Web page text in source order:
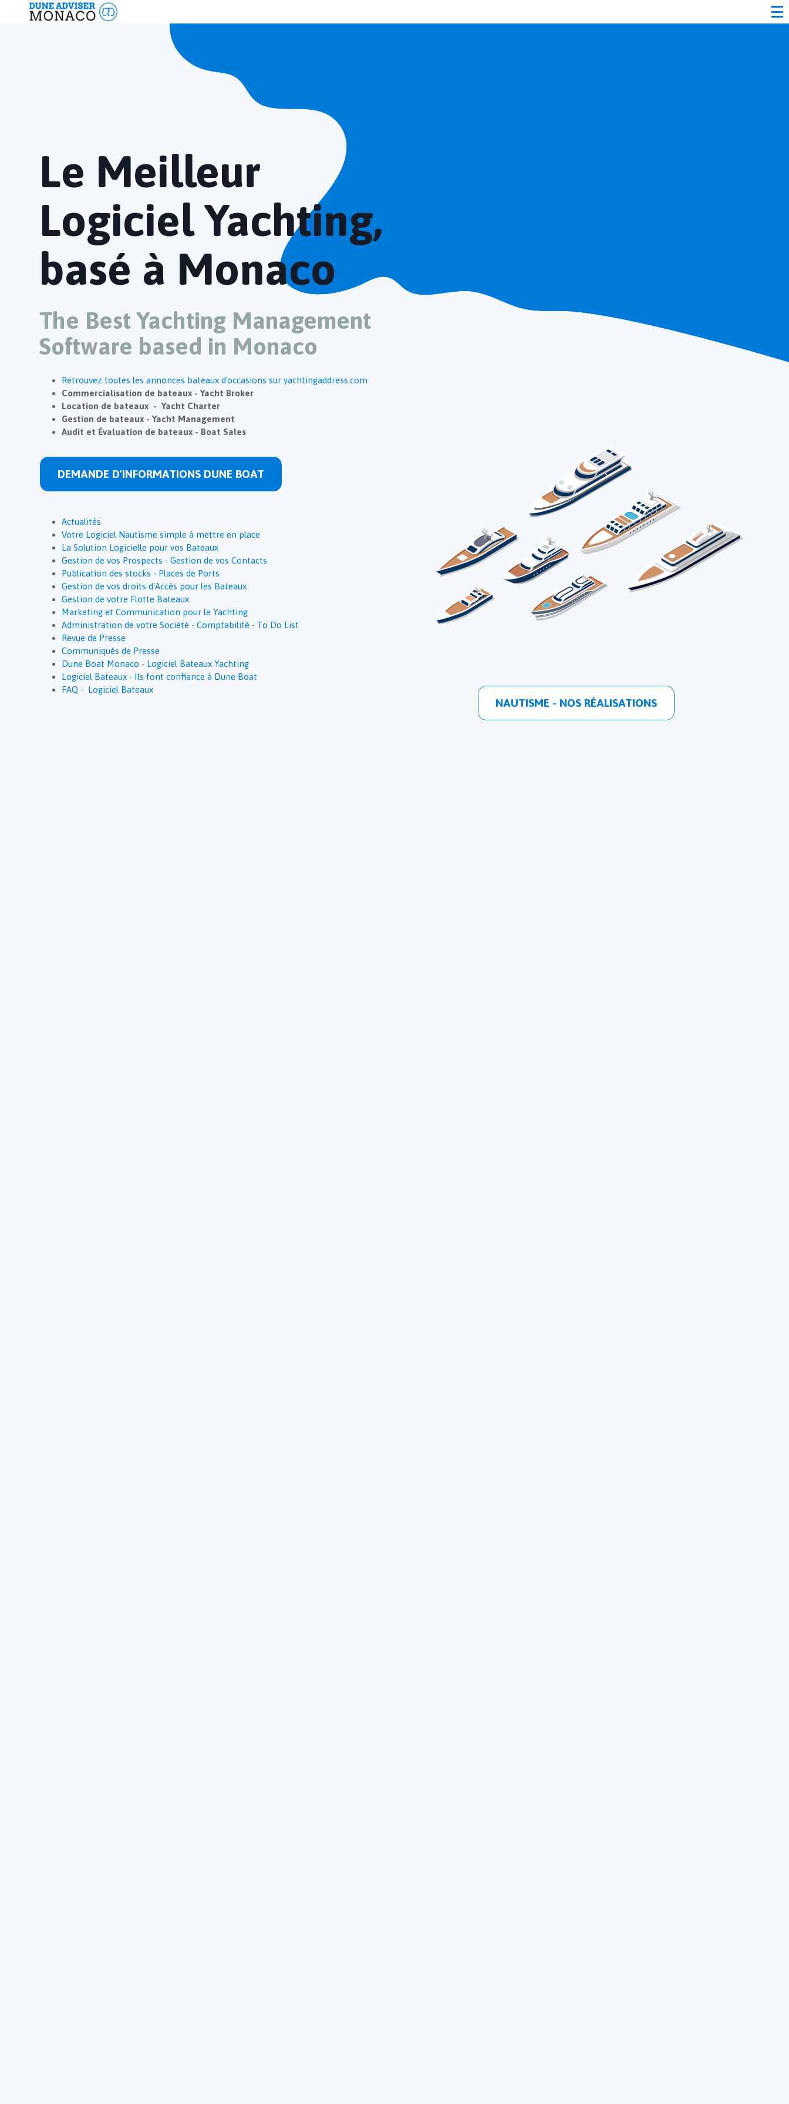
- Logiciel Vente-Courtage
- Logiciel Construction
- Logiciel Facility Management
Agence Web
Agence Web
Site Internet Vitrine
Site Internet E-Commerce
Actualités
Réalisations
Le Meilleur
Logiciel Yachting,
basé à Monaco
The Best Yachting Management
Software based in Monaco
Retrouvez toutes les annonces bateaux d'occasions sur yachtingaddress.com
Commercialisation de bateaux - Yacht Broker
Location de bateaux - Yacht Charter
Gestion de bateaux - Yacht Management
Audit et Évaluation de bateaux - Boat Sales
DEMANDE D'INFORMATIONS DUNE BOAT
Actualités
Votre Logiciel Nautisme simple à mettre en place
La Solution Logicielle pour vos Bateaux
Gestion de vos Prospects - Gestion de vos Contacts
Publication des stocks - Places de Ports
Gestion de vos droits d'Accès pour les Bateaux
Gestion de votre Flotte Bateaux
Marketing et Communication pour le Yachting
Administration de votre Société - Comptabilité - To Do List
Revue de Presse
Communiqués de Presse
Dune Boat Monaco - Logiciel Bateaux Yachting
Logiciel Bateaux - Ils font confiance à Dune Boat
FAQ - Logiciel Bateaux
NAUTISME - NOS RÉALISATIONS
Panneau de gestion des cookies